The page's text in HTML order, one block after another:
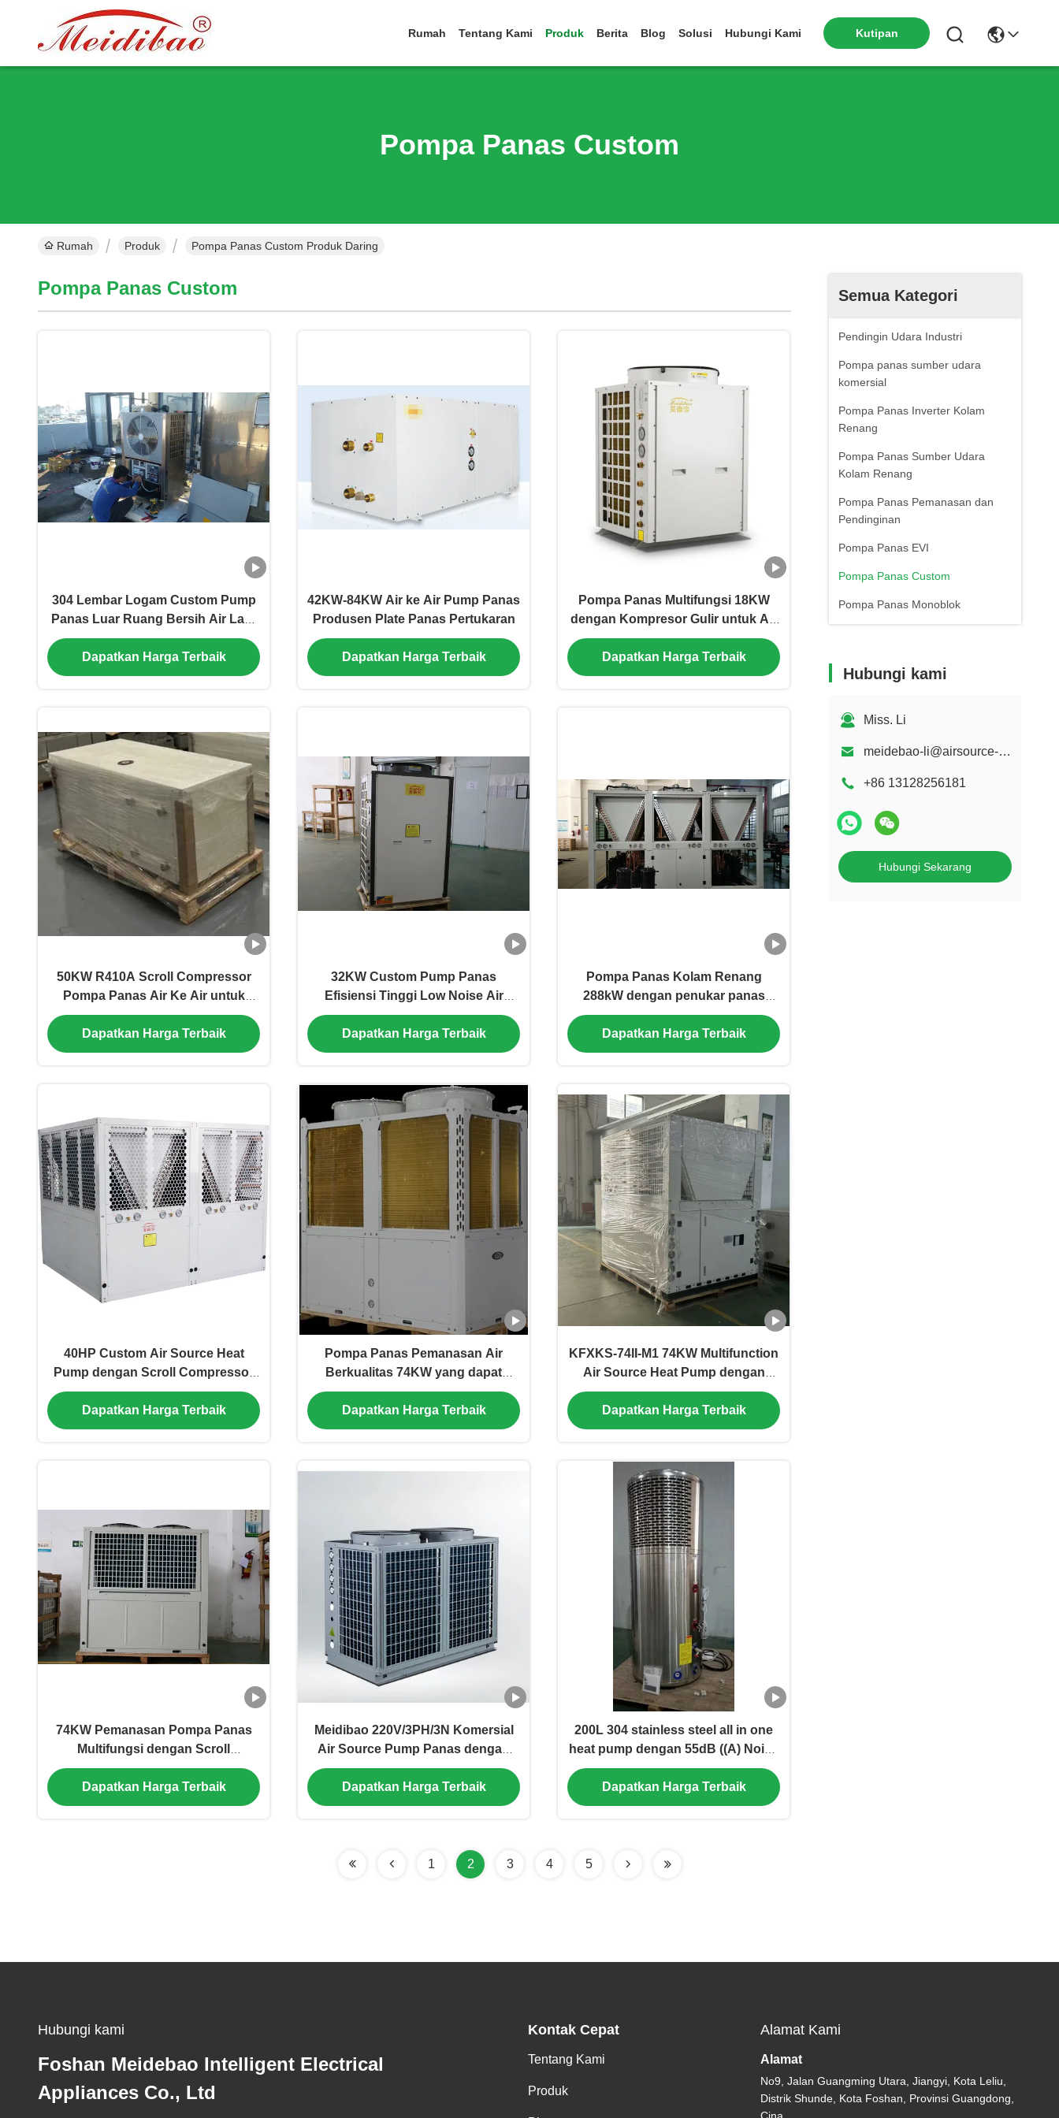
Rumah Tentang Kami Produk Berita Blog Solusi Hubungi Kami Kutipan
Pompa Panas Custom
Rumah Produk Pompa Panas Custom Produk Daring
Semua Kategori
Pendingin Udara Industri
Pompa panas sumber udara
komersial
Pompa Panas Inverter Kolam
Renang
Pompa Panas Sumber Udara
Kolam Renang
Pompa Panas Pemanasan dan
Pendinginan
Pompa Panas EVI
Pompa Panas Custom
Pompa Panas Monoblok
Hubungi kami
Miss. Li
meidebao-li@airsource-heatingpump.com
+86 13128256181
Hubungi Sekarang
Pompa Panas Custom
304 Lembar Logam Custom Pump
Panas Luar Ruang Bersih Air Laut
Sumber Pump Panas 5HP
Dapatkan Harga Terbaik
42KW-84KW Air ke Air Pump Panas
Produsen Plate Panas Pertukaran
Dapatkan Harga Terbaik
Pompa Panas Multifungsi 18KW
dengan Kompresor Gulir untuk Air
Panas dan Pendinginan Pemanas
Ruangan
Dapatkan Harga Terbaik
50KW R410A Scroll Compressor
Pompa Panas Air Ke Air untuk
Pemanasan Hidronik yang Efisien
Dapatkan Harga Terbaik
32KW Custom Pump Panas
Efisiensi Tinggi Low Noise Air
Source Pump Panas dengan
Vortex Compressor
Dapatkan Harga Terbaik
Pompa Panas Kolam Renang
288kW dengan penukar panas
titanium untuk suhu konstan
Dapatkan Harga Terbaik
40HP Custom Air Source Heat
Pump dengan Scroll Compressor
380V/50Hz atau 60Hz untuk
Efisiensi Energi
Dapatkan Harga Terbaik
Pompa Panas Pemanasan Air
Berkualitas 74KW yang dapat
disesuaikan untuk aplikasi
komersial
Dapatkan Harga Terbaik
KFXKS-74II-M1 74KW Multifunction
Air Source Heat Pump dengan
Scroll Compressor untuk Solusi
Pemanasan dan Pendinginan
Khusus
Dapatkan Harga Terbaik
74KW Pemanasan Pompa Panas
Multifungsi dengan Scroll
Kompresor dan Shell di Coil Panas
Exchanger
Dapatkan Harga Terbaik
Meidibao 220V/3PH/3N Komersial
Air Source Pump Panas dengan
Kapasitas Pemanasan 36kW dan
Scroll Compressor
Dapatkan Harga Terbaik
200L 304 stainless steel all in one
heat pump dengan 55dB ((A) Noise
untuk kamar mandi dan balkon
Dapatkan Harga Terbaik
1 2 3 4 5
Hubungi kami
Foshan Meidebao Intelligent Electrical
Appliances Co., Ltd
Kontak Cepat
Tentang Kami
Produk
Alamat Kami
Alamat
No9, Jalan Guangming Utara, Jiangyi, Kota Leliu,
Distrik Shunde, Kota Foshan, Provinsi Guangdong,